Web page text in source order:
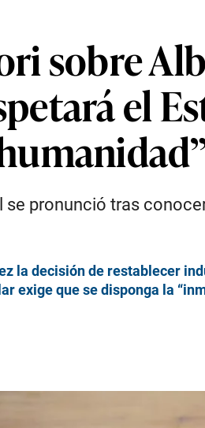
sobre
el
pronunció tras
la decisión de restablecer
exige que se disponga la